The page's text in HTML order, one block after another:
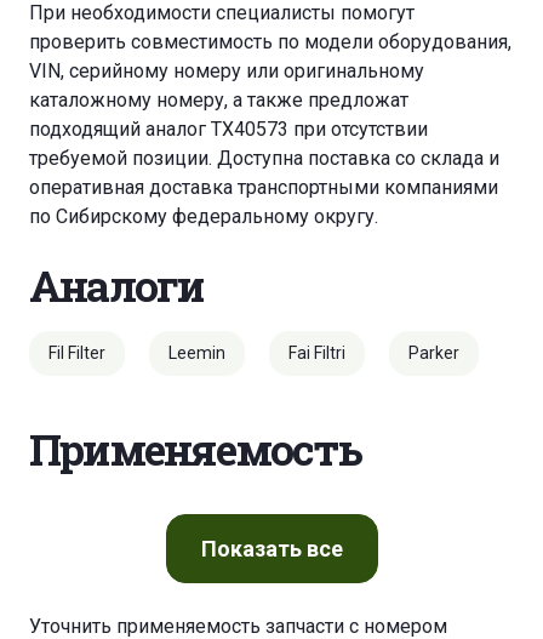
При необходимости специалисты помогут
проверить совместимость по модели оборудования,
VIN, серийному номеру или оригинальному
каталожному номеру, а также предложат
подходящий аналог TX40573 при отсутствии
требуемой позиции. Доступна поставка со склада и
оперативная доставка транспортными компаниями
по Сибирскому федеральному округу.
Аналоги
Fil Filter Leemin Fai Filtri Parker
Применяемость
Показатьвсе
Уточнить применяемость запчасти с номером